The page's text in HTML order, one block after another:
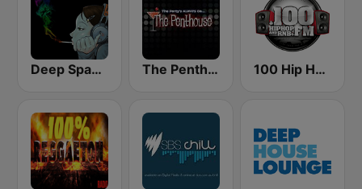
Deep Space Chill The Penthouse 100 Hip Hop and RNB FM